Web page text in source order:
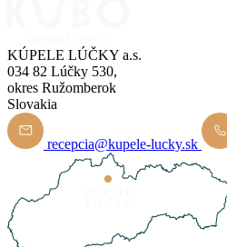
KÚPELE LÚČKY a.s.
034 82 Lúčky 530,
okres Ružomberok
Slovakia
recepcia@kupele-lucky.sk